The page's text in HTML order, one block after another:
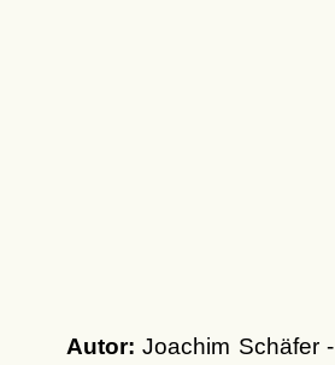
Autor: Joachim Schäfer -